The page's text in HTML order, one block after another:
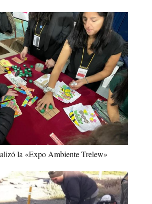
la «Expo Ambiente Trelew»